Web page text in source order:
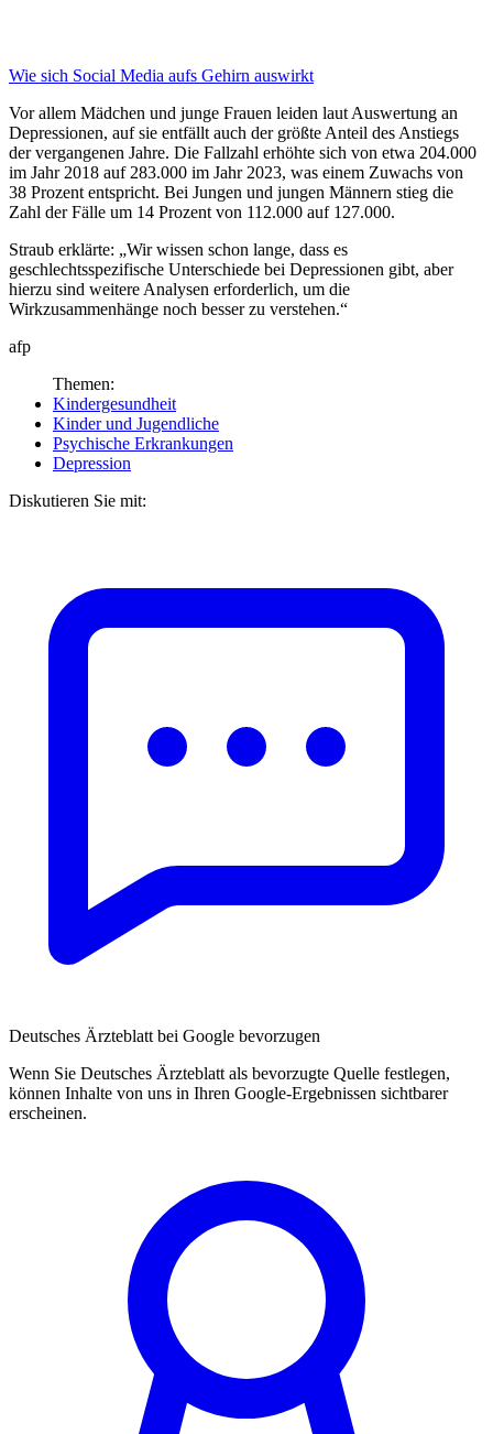
Wie sich Social Media aufs Gehirn auswirkt
Vor allem Mädchen und junge Frauen leiden laut Auswertung an
Depressionen, auf sie entfällt auch der größte Anteil des Anstiegs
der vergangenen Jahre. Die Fallzahl erhöhte sich von etwa 204.000
im Jahr 2018 auf 283.000 im Jahr 2023, was einem Zuwachs von
38 Prozent entspricht. Bei Jungen und jungen Männern stieg die
Zahl der Fälle um 14 Prozent von 112.000 auf 127.000.
Straub erklärte: „Wir wissen schon lange, dass es
geschlechtsspezifische Unterschiede bei Depressionen gibt, aber
hierzu sind weitere Analysen erforderlich, um die
Wirkzusammenhänge noch besser zu verstehen.“
afp
Themen:
Kindergesundheit
Kinder und Jugendliche
Psychische Erkrankungen
Depression
Diskutieren Sie mit:
Deutsches Ärzteblatt bei Google bevorzugen
Wenn Sie Deutsches Ärzteblatt als bevorzugte Quelle festlegen,
können Inhalte von uns in Ihren Google-Ergebnissen sichtbarer
erscheinen.